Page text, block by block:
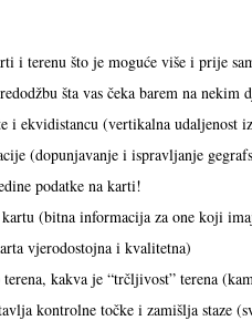
i terenu što je moguće više i prije
šta vas čeka barem na nekim
i ekvidistancu (vertikalna udaljenost
(dopunjavanje i ispravljanje
podatke na karti!
(bitna informacija za one koji
vjerodostojna i kvalitetna)
kakva je “trčljivost” terena
kontrolne točke i zamišlja staze